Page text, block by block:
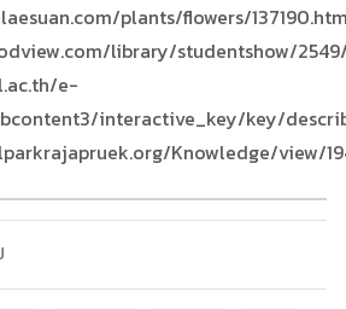
plants/flowers/
library/studentshow/
e-
interactive_key/key/
Knowledge/view/